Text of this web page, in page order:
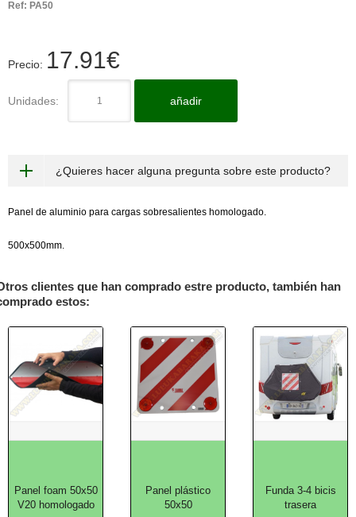
Ref: PA50
Precio: 17.91€
Unidades: añadir
¿Quieres hacer alguna pregunta sobre este producto?
Panel de aluminio para cargas sobresalientes homologado.
500x500mm.
clientes que han comprado estre producto, también han
estos:
Panel foam 50x50
V20 homologado
Panel plástico
50x50
Funda 3-4 bicis
trasera